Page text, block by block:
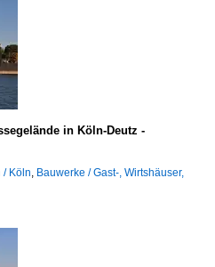
in Köln-Deutz -
/ Köln, Bauwerke / Gast-, Wirtshäuser,